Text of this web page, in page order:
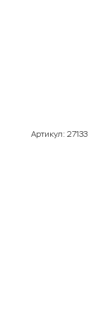
Артикул: 27133